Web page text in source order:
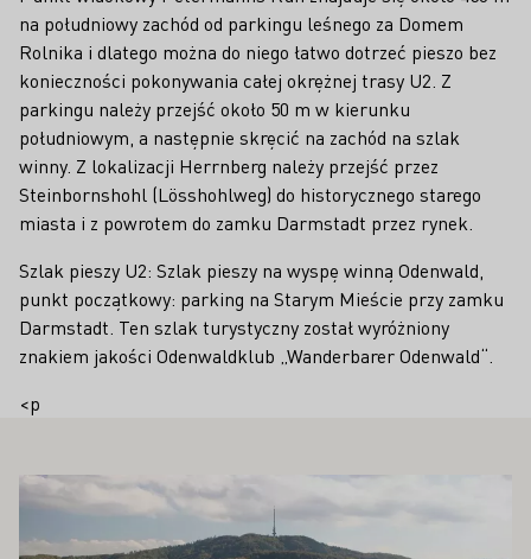
na południowy zachód od parkingu leśnego za Domem
Rolnika i dlatego można do niego łatwo dotrzeć pieszo bez
konieczności pokonywania całej okrężnej trasy U2. Z
parkingu należy przejść około 50 m w kierunku
południowym, a następnie skręcić na zachód na szlak
winny. Z lokalizacji Herrnberg należy przejść przez
Steinbornshohl (Lösshohlweg) do historycznego starego
miasta i z powrotem do zamku Darmstadt przez rynek.
Szlak pieszy U2: Szlak pieszy na wyspę winną Odenwald,
punkt początkowy: parking na Starym Mieście przy zamku
Darmstadt. Ten szlak turystyczny został wyróżniony
znakiem jakości Odenwaldklub „Wanderbarer Odenwald“.
<p
ZAINTERESOWAĆ
Proszę dowiedzieć się więcej